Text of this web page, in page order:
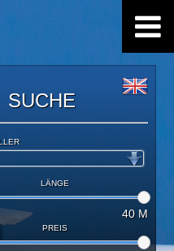
SUCHE
LÄNGE
40M
PREIS